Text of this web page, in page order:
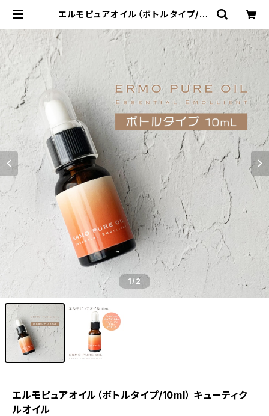
エルモピュアオイル（ボトルタイプ/10
1/2
エルモピュアオイル（ボトルタイプ/10ml） キューティク
ルオイル